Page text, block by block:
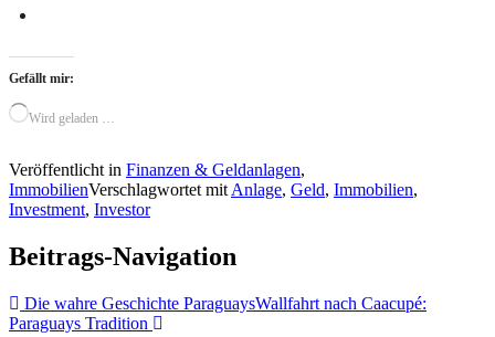
Gefällt mir:
Wird geladen …
Veröffentlicht in Finanzen & Geldanlagen,
ImmobilienVerschlagwortet mit Anlage, Geld, Immobilien,
Investment, Investor
Beitrags-Navigation
Die wahre Geschichte ParaguaysWallfahrt nach Caacupé:
Paraguays Tradition